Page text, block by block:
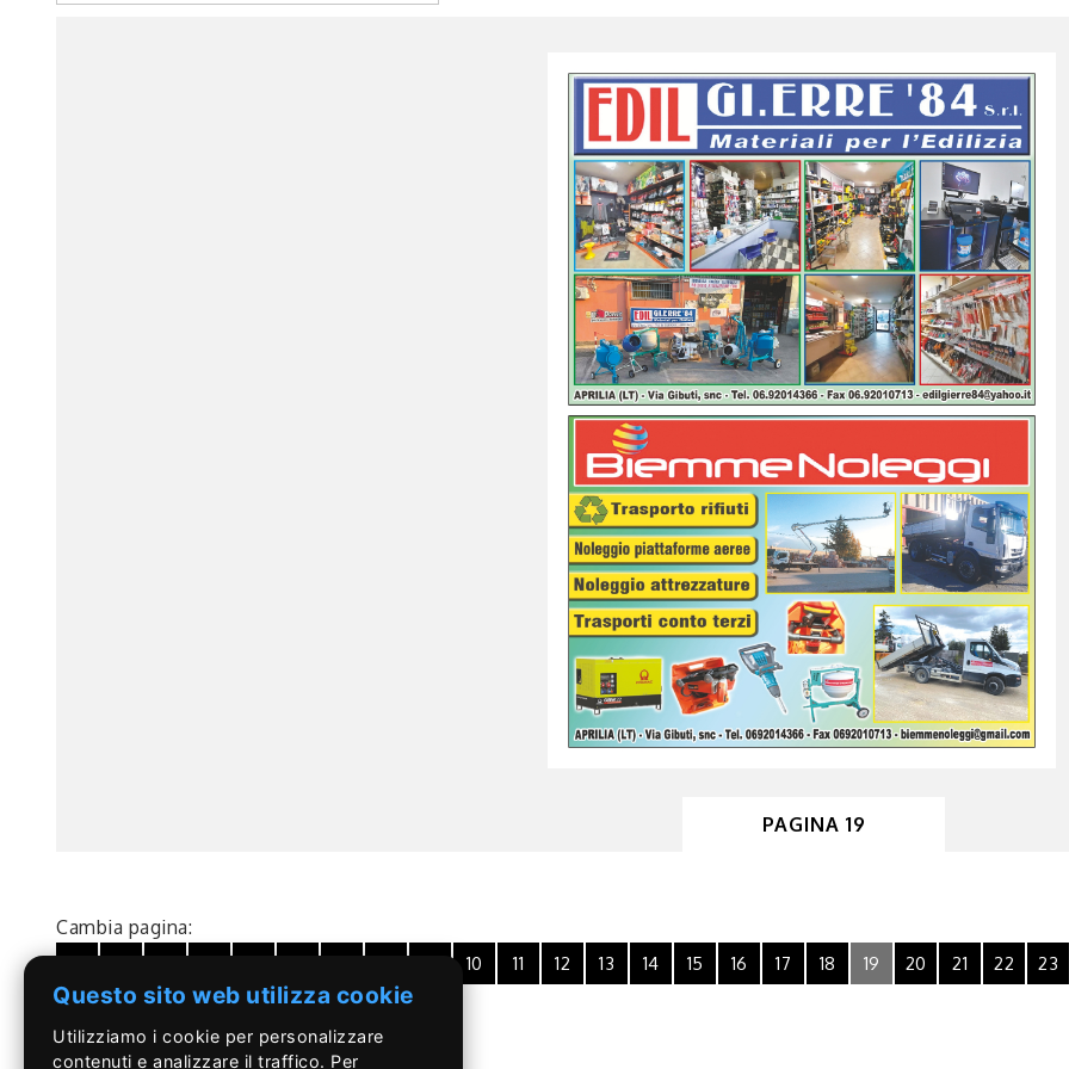
PAGINA 19
Cambia pagina:
10 11 12 13 14 15 16 17 18 19 20 21 22 23
34
35 36 37 38 39 40
Questo sito web utilizza cookie
Utilizziamo i cookie per personalizzare
contenuti e analizzare il traffico. Per